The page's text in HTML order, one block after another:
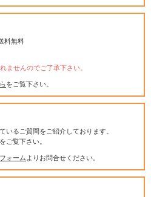
料無料
ませんのでご了承下さい。
をご覧下さい。
いるご質問をご紹介しております。
をご覧下さい。
ォーム よりお問合せください。